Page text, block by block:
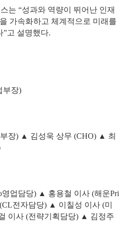
는 “성과와 역량이 뛰어난 인재
가속화하고 체계적으로 미래를
”고 설명했다.
부장)
장) ▲ 김성욱 상무 (CHO) ▲ 최
업담당) ▲ 홍용철 이사 (해운Pri
전자담당) ▲ 이칠성 이사 (미
이사 (전략기획담당) ▲ 김정주